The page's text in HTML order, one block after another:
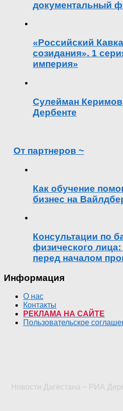
документальный
«Российский
созидания». 1
империя»
Сулейман
Дербенте
От партнеров ~
Как обучение
бизнес на
Консультации по
физического лица:
перед началом
Информация
О нас
Контакты
РЕКЛАМА НА САЙТЕ
Пользовательское
Новости Дагестана ~ РИА